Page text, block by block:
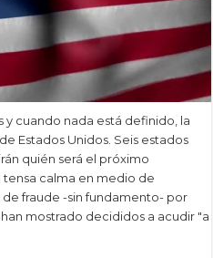
y cuando nada está definido, la
Estados Unidos. Seis estados
quién será el próximo
calma en medio de
fraude -sin fundamento- por
mostrado decididos a acudir "a